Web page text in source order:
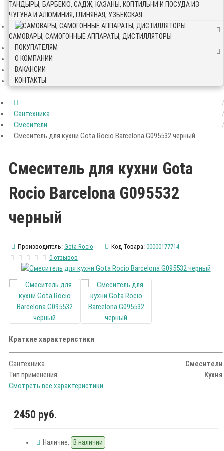
ТАНДЫРЫ, БАРБЕКЮ, САДЖ, КАЗАНЫ, КОПТИЛЬНИ И ПОСУДА ИЗ
ЧУГУНА И АЛЮМИНИЯ, ГЛИНЯНАЯ, УЗБЕКСКАЯ
САМОВАРЫ, САМОГОННЫЕ АППАРАТЫ, ДИСТИЛЛЯТОРЫ
ПОКУПАТЕЛЯМ
О КОМПАНИИ
ВАКАНСИИ
КОНТАКТЫ
Сантехника
Смесители
Смеситель для кухни Gota Rocio Barcelona G095532 черный
Смеситель для кухни Gota
Rocio Barcelona G095532
черный
Производитель: Gota Rocio Код Товара: 00000177714
0 отзывов
Краткие характеристики
Сантехника
Смесители
Тип применения
Кухня
Смотреть все характеристики
2450 руб.
Наличие: В наличии